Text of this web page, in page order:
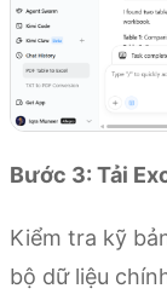
Bước 3: Tải
Kiểm tra kỹ
bộ dữ liệu